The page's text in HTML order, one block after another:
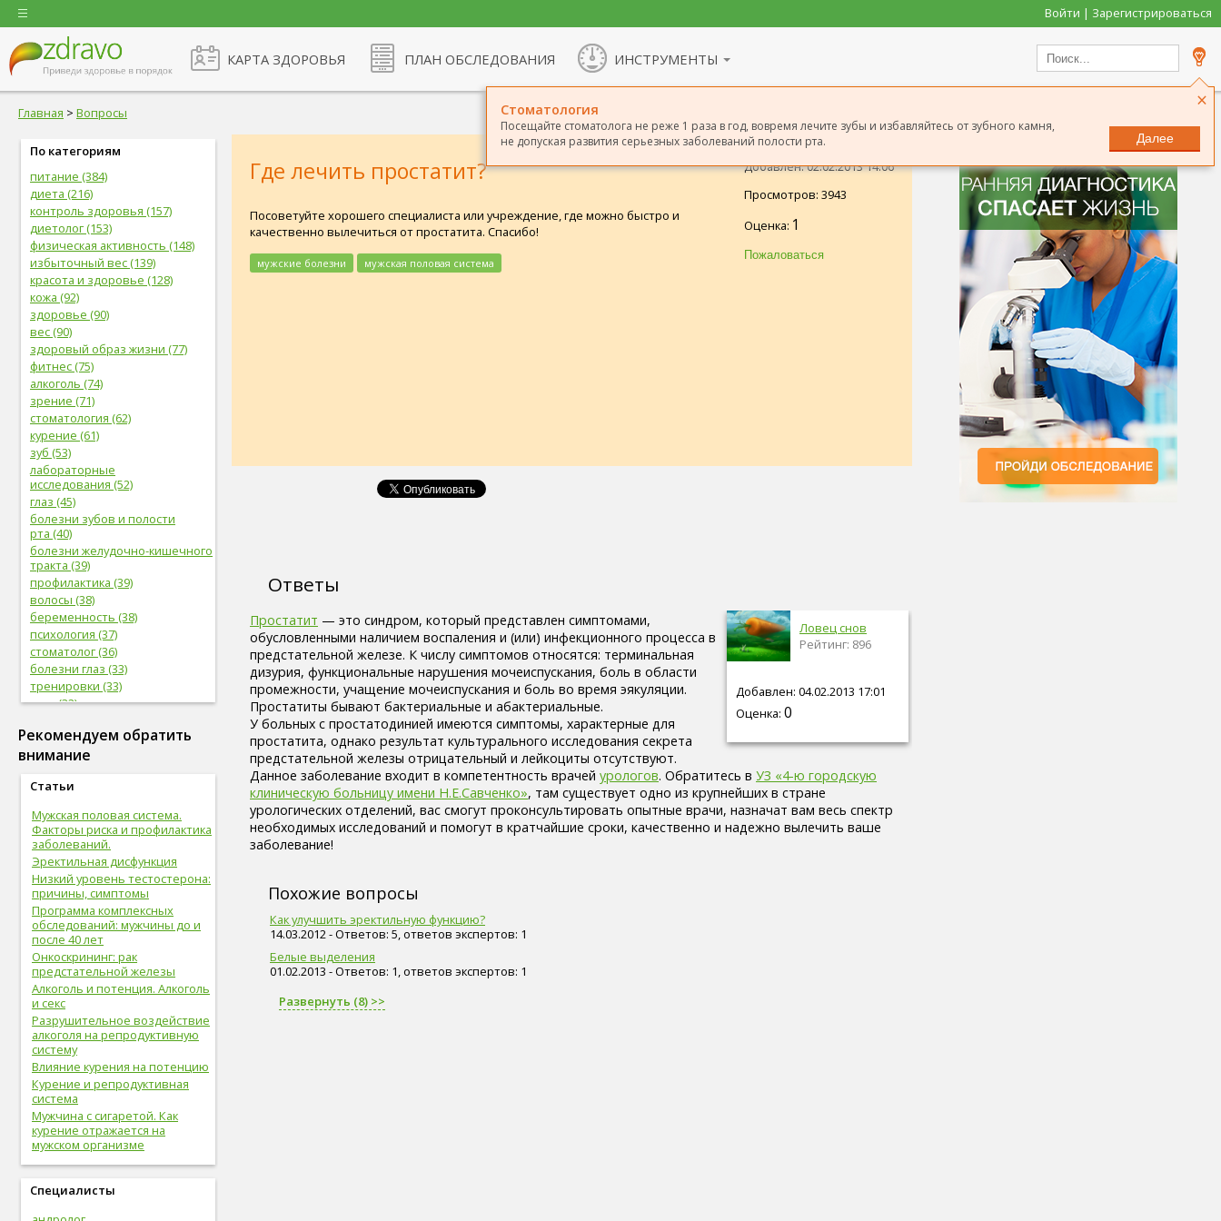
Войти | Зарегистрироваться
КАРТА ЗДОРОВЬЯ ПЛАН ОБСЛЕДОВАНИЯ ИНСТРУМЕНТЫ
×
Стоматология
Посещайте стоматолога не реже 1 раза в год, вовремя лечите зубы и избавляйтесь от зубного камня,
не допуская развития серьезных заболеваний полости рта.
Далее
Главная > Вопросы
По категориям
питание (384)
диета (216)
контроль здоровья (157)
диетолог (153)
физическая активность (148)
избыточный вес (139)
красота и здоровье (128)
кожа (92)
здоровье (90)
вес (90)
здоровый образ жизни (77)
фитнес (75)
алкоголь (74)
зрение (71)
стоматология (62)
курение (61)
зуб (53)
лабораторные
исследования (52)
глаз (45)
болезни зубов и полости
рта (40)
болезни желудочно-кишечного
тракта (39)
профилактика (39)
волосы (38)
беременность (38)
психология (37)
стоматолог (36)
болезни глаз (33)
тренировки (33)
нога (32)
фрукты (31)
сердечно-сосудистая
женская половая система (31)
живот (29)
болезни сердца и сосудов (28)
упражнения (27)
сахар (26)
овощи (25)
мышцы (24)
витамины (24)
позвоночник (24)
сон (24)
общий анализ крови (23)
болезни опорно-двигательной
системы, травмы (23)
опорно-двигательная
система (22)
пищеварительная система (22)
голова (22)
физическая форма (22)
сигареты (22)
дети (22)
вода (21)
женские болезни (20)
болезни органов дыхания (19)
Рекомендуем обратить
внимание
Статьи
Мужская половая система.
Факторы риска и профилактика
заболеваний.
Эректильная дисфункция
Низкий уровень тестостерона:
причины, симптомы
Программа комплексных
обследований: мужчины до и
после 40 лет
Онкоскрининг: рак
предстательной железы
Алкоголь и потенция. Алкоголь
и секс
Разрушительное воздействие
алкоголя на репродуктивную
систему
Влияние курения на потенцию
Курение и репродуктивная
система
Мужчина с сигаретой. Как
курение отражается на
мужском организме
Специалисты
Добавлен: 02.02.2013 14:06
Просмотров: 3943
Оценка: 1
Где лечить простатит?
Посоветуйте хорошего специалиста или учреждение, где можно быстро и
качественно вылечиться от простатита. Спасибо!
мужские болезни мужская половая система
Ответы
Ловец снов
Рейтинг: 896
Добавлен: 04.02.2013 17:01
Оценка: 0
Простатит — это синдром, который представлен симптомами,
обусловленными наличием воспаления и (или) инфекционного процесса в
предстательной железе. К числу симптомов относятся: терминальная
дизурия, функциональные нарушения мочеиспускания, боль в области
промежности, учащение мочеиспускания и боль во время эякуляции.
Простатиты бывают бактериальные и абактериальные.
У больных с простатодинией имеются симптомы, характерные для
простатита, однако результат культурального исследования секрета
предстательной железы отрицательный и лейкоциты отсутствуют.
Данное заболевание входит в компетентность врачей урологов. Обратитесь в УЗ «4-ю городскую
клиническую больницу имени Н.Е.Савченко», там существует одно из крупнейших в стране
урологических отделений, вас смогут проконсультировать опытные врачи, назначат вам весь спектр
необходимых исследований и помогут в кратчайшие сроки, качественно и надежно вылечить ваше
заболевание!
Похожие вопросы
Как улучшить эректильную функцию?
14.03.2012 - Ответов: 5, ответов экспертов: 1
Белые выделения
01.02.2013 - Ответов: 1, ответов экспертов: 1
Развернуть (8) >>